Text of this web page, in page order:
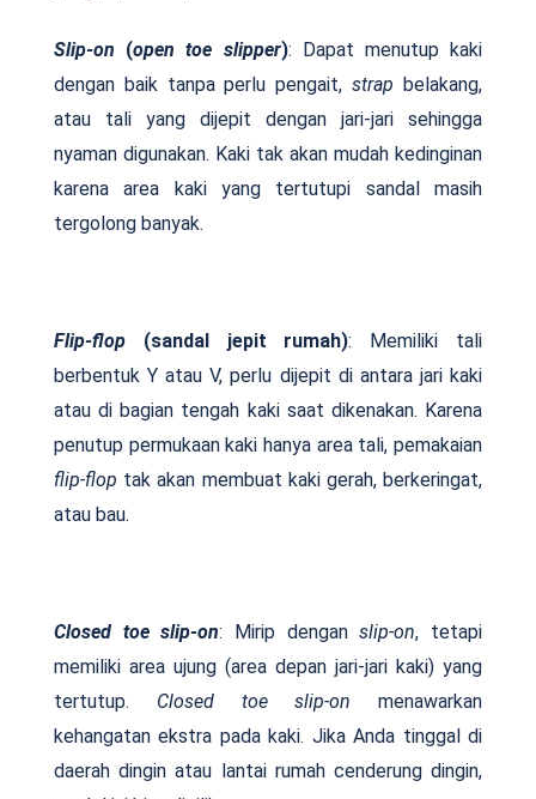
Slip-on (open toe slipper): Dapat menutup kaki
dengan baik tanpa perlu pengait,strap belakang,
atau tali yang dijepit dengan jari-jari sehingga
nyaman digunakan. Kaki tak akan mudah kedinginan
karena area kaki yang tertutupi sandal masih
tergolong banyak.
Flip-flop (sandal jepit rumah): Memiliki tali
berbentuk Y atau V, perlu dijepit di antara jari kaki
atau di bagian tengah kaki saat dikenakan. Karena
penutup permukaan kaki hanya area tali, pemakaian
flip-flop tak akan membuat kaki gerah, berkeringat,
atau bau.
Closed toe slip-on: Mirip denganslip-on, tetapi
memiliki area ujung (area depan jari-jari kaki) yang
tertutup. Closed toe slip-on menawarkan
kehangatan ekstra pada kaki. Jika Anda tinggal di
daerah dingin atau lantai rumah cenderung dingin,